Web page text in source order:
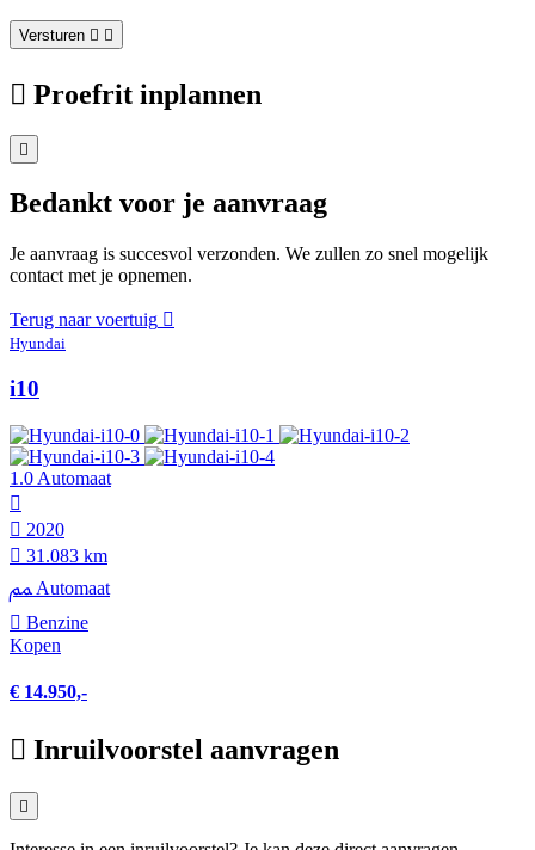
Versturen
Proefrit inplannen
Bedankt voor je aanvraag
Je aanvraag is succesvol verzonden. We zullen zo snel mogelijk
contact met je opnemen.
Terug naar voertuig
Hyundai
i10
1.0 Automaat
2020
31.083 km
Automaat
Benzine
Kopen
€ 14.950,-
Inruilvoorstel aanvragen